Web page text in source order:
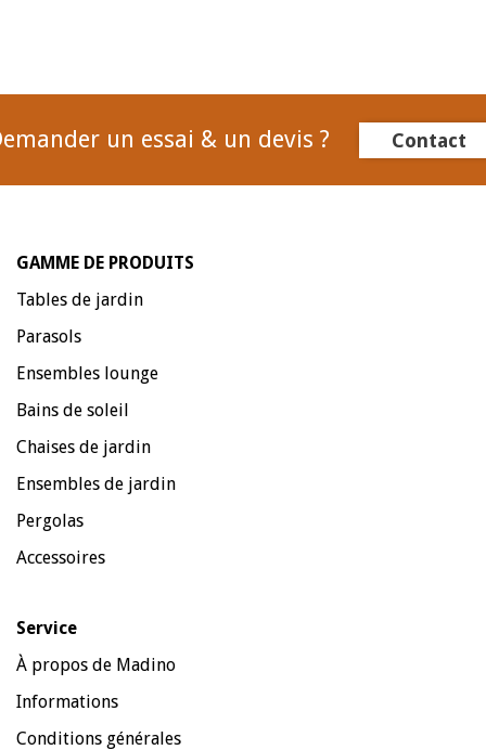
un essai & un devis ? Contact
GAMME DE PRODUITS
Tables de jardin
Parasols
Ensembles lounge
Bains de soleil
Chaises de jardin
Ensembles de jardin
Pergolas
Accessoires
Service
À propos de Madino
Informations
Conditions générales